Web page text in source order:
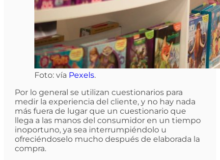
Foto: vía Pexels.
Por lo general se utilizan cuestionarios para
medir la experiencia del cliente, y no hay nada
más fuera de lugar que un cuestionario que
llega a las manos del consumidor en un tiempo
inoportuno, ya sea interrumpiéndolo u
ofreciéndoselo mucho después de elaborada la
compra.